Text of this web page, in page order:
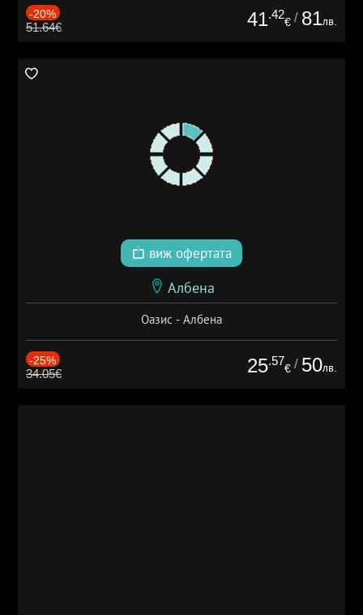
-20%
51.64€ 41.42
€ / 81лв.
виж офертата
Албена
Оазис - Албена
-25%
34.05€ 25.57
€ / 50лв.